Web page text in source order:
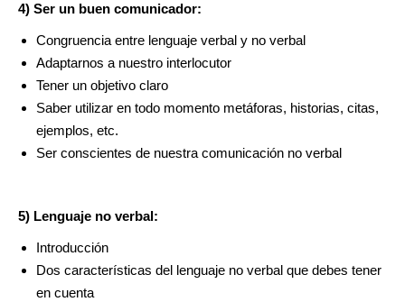
4) Ser un buen comunicador:
Congruencia entre lenguaje verbal y no verbal
Adaptarnos a nuestro interlocutor
Tener un objetivo claro
Saber utilizar en todo momento metáforas, historias, citas,
ejemplos, etc.
Ser conscientes de nuestra comunicación no verbal
5) Lenguaje no verbal:
Introducción
Dos características del lenguaje no verbal que debes tener
en cuenta